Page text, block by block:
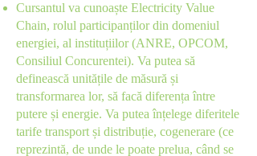
Cursantul va cunoaște Electricity Value
Chain, rolul participanților din domeniul
energiei, al instituțiilor (ANRE, OPCOM,
Consiliul Concurentei). Va putea să
definească unitățile de măsură și
transformarea lor, să facă diferența între
putere și energie. Va putea înțelege diferitele
tarife transport și distribuție, cogenerare (ce
reprezintă, de unde le poate prelua, când se